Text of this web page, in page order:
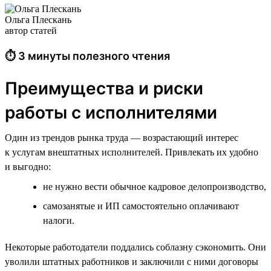
Ольга Плескань
автор статей
⏱ 3 минуты полезного чтения
Преимущества и риски
работы с исполнителями
Один из трендов рынка труда — возрастающий интерес
к услугам внештатных исполнителей. Привлекать их удобно
и выгодно:
не нужно вести обычное кадровое делопроизводство,
самозанятые и ИП самостоятельно оплачивают
налоги.
Некоторые работодатели поддались соблазну сэкономить. Они
уволили штатных работников и заключили с ними договоры